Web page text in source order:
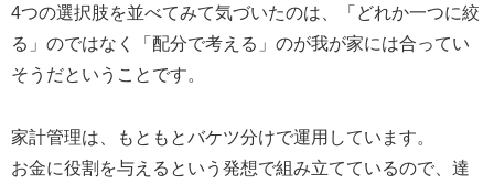
4つの選択肢を並べてみて気づいたのは、「どれか一つに絞
る」のではなく「配分で考える」のが我が家には合ってい
そうだということです。
家計管理は、もともとバケツ分けで運用しています。
お金に役割を与えるという発想で組み立てているので、達